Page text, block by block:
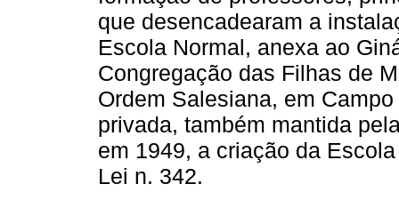
que desencadearam a
Escola Normal, anexa ao
Congregação das Filhas de
Ordem Salesiana, em
privada, também mantida
em 1949, a criação da
Lei n. 342.